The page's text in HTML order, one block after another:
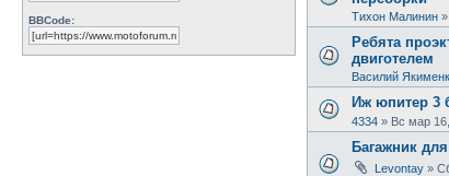
Тихон Малинин »
Ребята
двиготелем
Василий
Иж юпитер 3
4334 » Вс мар
Багажник
Levontay »
BBCode: